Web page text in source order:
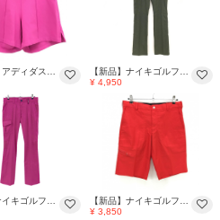
【超美品】アディダス ショートパンツ ピンク ストレッチ ウエストゴム レディース M ゴルフウェア adidas
【新品】ナイキゴルフ パンツ カーキ 地模様 DRI-FIT メンズ L ゴルフウェア NIKE
¥ 4,950
【新品】ナイキゴルフ パンツ ピンク ドット風地模様 複数ポケット メンズ L ゴルフウェア NIKE
【新品】ナイキゴルフ ハーフパンツ レッド ストライプ地模様 タイガーウッズ ストレッチ DRI-FIT メンズ L ゴルフウェア NIKE
¥ 3,850